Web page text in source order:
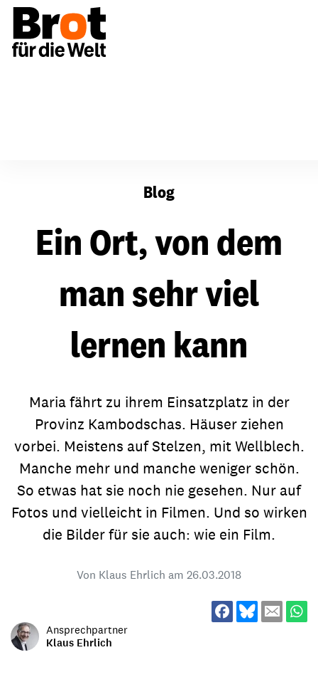
Blog
Ein Ort, von dem
man sehr viel
lernen kann
Maria fährt zu ihrem Einsatzplatz in der
Provinz Kambodschas. Häuser ziehen
vorbei. Meistens auf Stelzen, mit Wellblech.
Manche mehr und manche weniger schön.
So etwas hat sie noch nie gesehen. Nur auf
Fotos und vielleicht in Filmen. Und so wirken
die Bilder für sie auch: wie ein Film.
Von Klaus Ehrlich am 26.03.2018
Ansprechpartner
Klaus Ehrlich